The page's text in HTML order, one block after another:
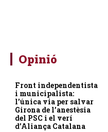
Opinió
Front independentista
i municipalista:
l’única via per salvar
Girona de l’anestèsia
del PSC i el verí
d’Aliança Catalana